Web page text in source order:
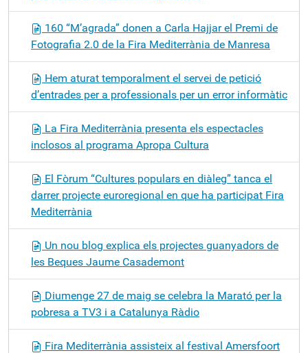
160 “M’agrada” donen a Carla Hajjar el Premi de
Fotografia 2.0 de la Fira Mediterrània de Manresa
Hem aturat temporalment el servei de petició
d’entrades per a professionals per un error informàtic
La Fira Mediterrània presenta els espectacles
inclosos al programa Apropa Cultura
El Fòrum “Cultures populars en diàleg” tanca el
darrer projecte euroregional en que ha participat Fira
Mediterrània
Un nou blog explica els projectes guanyadors de
les Beques Jaume Casademont
Diumenge 27 de maig se celebra la Marató per la
pobresa a TV3 i a Catalunya Ràdio
Fira Mediterrània assisteix al festival Amersfoort